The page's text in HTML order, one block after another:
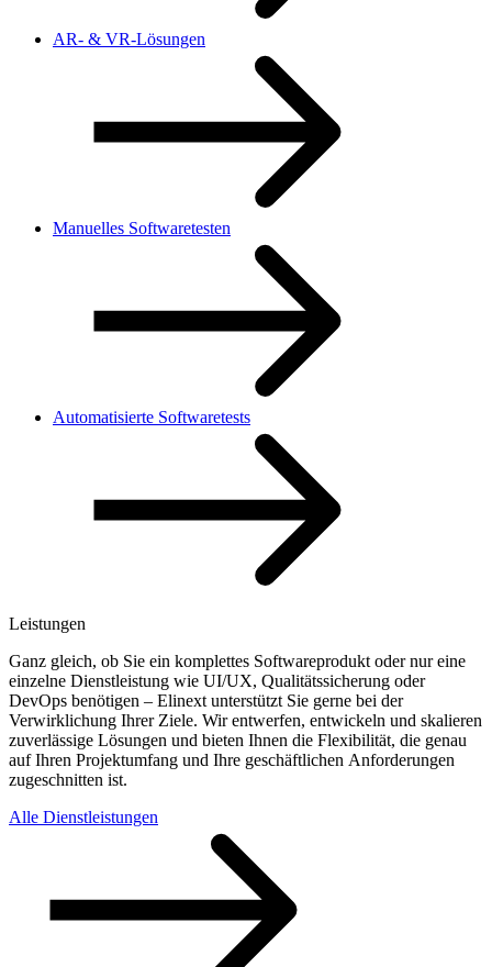
AR- & VR-Lösungen
Manuelles Softwaretesten
Automatisierte Softwaretests
Leistungen
Ganz gleich, ob Sie ein komplettes Softwareprodukt oder nur eine
einzelne Dienstleistung wie UI/UX, Qualitätssicherung oder
DevOps benötigen – Elinext unterstützt Sie gerne bei der
Verwirklichung Ihrer Ziele. Wir entwerfen, entwickeln und skalieren
zuverlässige Lösungen und bieten Ihnen die Flexibilität, die genau
auf Ihren Projektumfang und Ihre geschäftlichen Anforderungen
zugeschnitten ist.
Alle Dienstleistungen